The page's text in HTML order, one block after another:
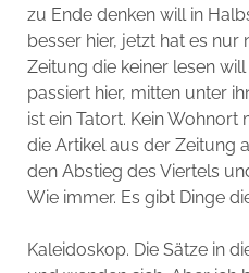
zu Ende denken will in
besser hier, jetzt hat es nur
Zeitung die keiner lesen
passiert hier, mitten unter
ist ein Tatort. Kein Wohnort
die Artikel aus der Zeitung
den Abstieg des Viertels
Wie immer. Es gibt Dinge
Kaleidoskop. Die Sätze in